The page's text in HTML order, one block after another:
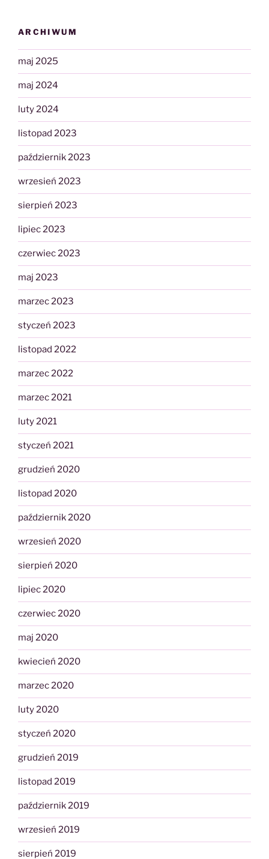
ARCHIWUM
maj 2025
maj 2024
luty 2024
listopad 2023
październik 2023
wrzesień 2023
sierpień 2023
lipiec 2023
czerwiec 2023
maj 2023
marzec 2023
styczeń 2023
listopad 2022
marzec 2022
marzec 2021
luty 2021
styczeń 2021
grudzień 2020
listopad 2020
październik 2020
wrzesień 2020
sierpień 2020
lipiec 2020
czerwiec 2020
maj 2020
kwiecień 2020
marzec 2020
luty 2020
styczeń 2020
grudzień 2019
listopad 2019
październik 2019
wrzesień 2019
sierpień 2019